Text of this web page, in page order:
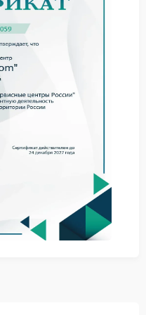
Powercom,
могут устранить
ему постоять 10–
с помощью
центр